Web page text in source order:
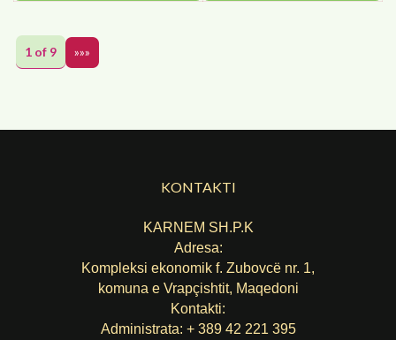
1 of 9 »»»
KONTAKTI
KARNEM SH.P.K
Adresa:
Kompleksi ekonomik f. Zubovcë nr. 1,
komuna е Vrapçishtit, Maqedoni
Kontakti:
Administrata: + 389 42 221 395